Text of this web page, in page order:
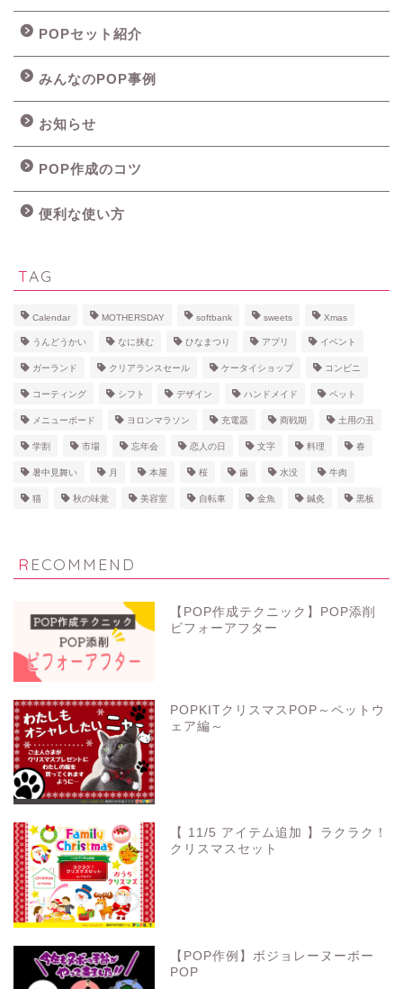
POPセット紹介
みんなのPOP事例
お知らせ
POP作成のコツ
便利な使い方
TAG
Calendar MOTHERSDAY softbank sweets Xmas
うんどうかい なに挟む ひなまつり アプリ イベント
ガーランド クリアランスセール ケータイショップ コンビニ
コーティング シフト デザイン ハンドメイド ペット
メニューボード ヨロンマラソン 充電器 商戦期 土用の丑
学割 市場 忘年会 恋人の日 文字 料理 春
暑中見舞い 月 本屋 桜 歯 水没 牛肉
猫 秋の味覚 美容室 自転車 金魚 鍼灸 黒板
RECOMMEND
【POP作成テクニック】POP添削
ビフォーアフター
POPKITクリスマスPOP～ペットウ
ェア編～
【 11/5 アイテム追加 】ラクラク！
クリスマスセット
【POP作例】ボジョレーヌーボー
POP